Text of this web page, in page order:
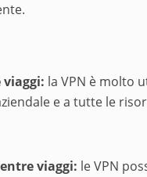
la VPN è molto
e a tutte le
viaggi: le VPN